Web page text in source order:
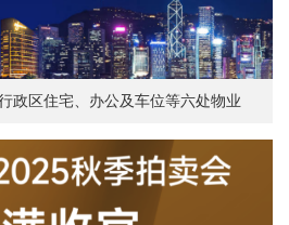
政区住宅、办公及车位等六处物业